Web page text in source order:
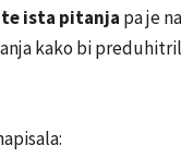
ista pitanja pa je
kako bi